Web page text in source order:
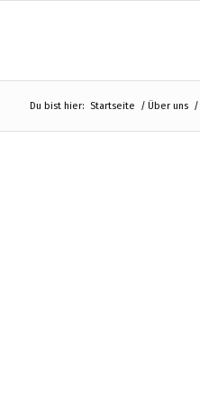
Du bist hier: Startseite / Über uns /